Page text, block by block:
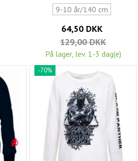
9-10 år/140 cm
64,50 DKK
129,00 DKK
På lager, lev. 1-3 dag(e)
-70%